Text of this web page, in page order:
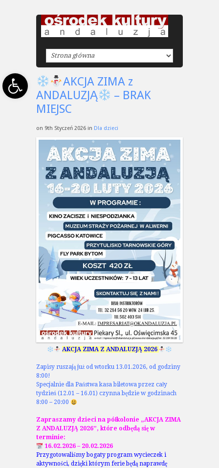
Open toolbarAKCJA ZIMA z
ANDALUZJĄ
– BRAK
MIEJSC
on 9th Styczeń 2026 in Dla dzieci
AKCJA ZIMA Z ANDALUZJĄ 2026
Zapisy ruszają już od wtorku 13.01.2026, od godziny
8:00!
Specjalnie dla Państwa kasa biletowa przez cały
tydzień (12.01 – 16.01) czynna będzie w godzinach
8:00 – 20:00
Zapraszamy dzieci na półkolonie „AKCJA ZIMA
Z ANDALUZJĄ 2026”, które odbędą się w
terminie:
16.02.2026 – 20.02.2026
Przygotowaliśmy bogaty program wycieczek i
aktywności, dzięki którym ferie będą naprawdę